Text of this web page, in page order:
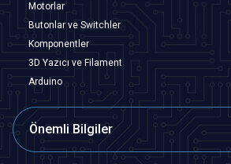
Motorlar
Butonlar ve Switchler
Komponentler
3D Yazıcı ve Filament
Arduino
Önemli Bilgiler